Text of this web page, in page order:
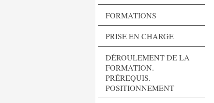
FORMATIONS
PRISE EN CHARGE
DÉROULEMENT DE LA
FORMATION.
PRÉREQUIS.
POSITIONNEMENT